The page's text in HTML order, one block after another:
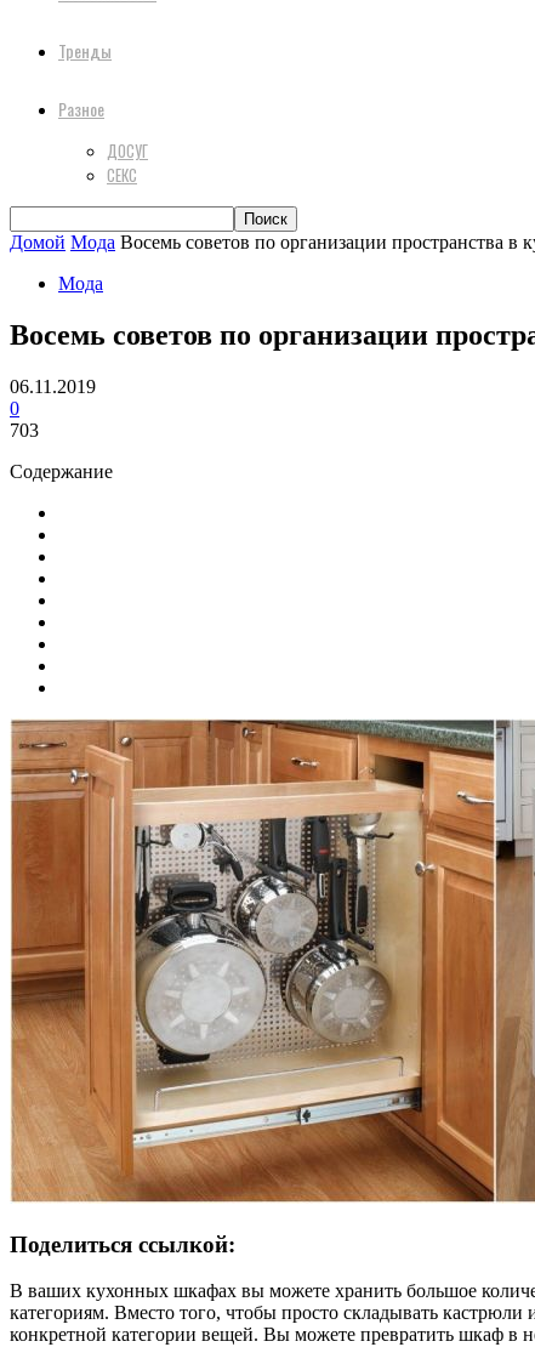
Тренды
Разное
ДОСУГ
СЕКС
Домой Мода Восемь советов по организации пространства в
Мода
Восемь советов по организации
06.11.2019
0
703
Содержание
Поделиться ссылкой:
В ваших кухонных шкафах вы можете хранить большое
категориям. Вместо того, чтобы просто складывать
конкретной категории вещей. Вы можете превратить шкаф